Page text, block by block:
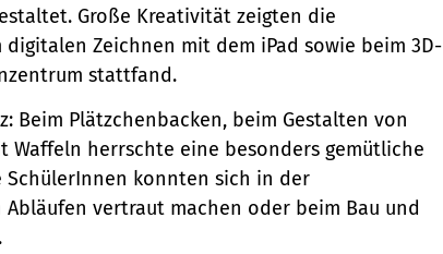
Große Kreativität zeigten die
Zeichnen mit dem iPad sowie beim 3D-
stattfand.
Beim Plätzchenbacken, beim Gestalten von
Waffeln herrschte eine besonders gemütliche
SchülerInnen konnten sich in der
vertraut machen oder beim Bau und